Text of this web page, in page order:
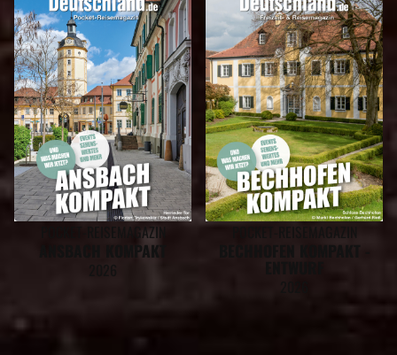
POCKET-REISEMAGAZIN
ANSBACH KOMPAKT
POCKET-REISEMAGAZIN
BECHHOFEN KOMPAKT -